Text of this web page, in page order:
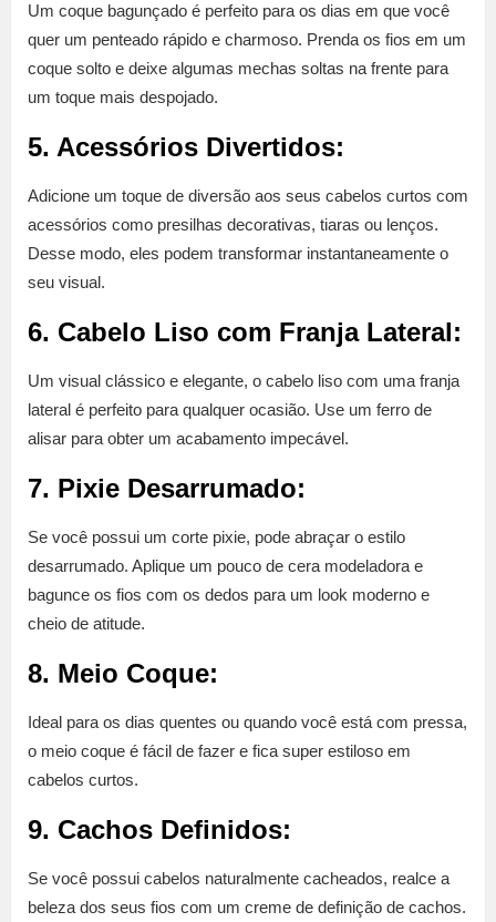
Um coque bagunçado é perfeito para os dias em que você
quer um penteado rápido e charmoso. Prenda os fios em um
coque solto e deixe algumas mechas soltas na frente para
um toque mais despojado.
5. Acessórios Divertidos:
Adicione um toque de diversão aos seus cabelos curtos com
acessórios como presilhas decorativas, tiaras ou lenços.
Desse modo, eles podem transformar instantaneamente o
seu visual.
6. Cabelo Liso com Franja Lateral:
Um visual clássico e elegante, o cabelo liso com uma franja
lateral é perfeito para qualquer ocasião. Use um ferro de
alisar para obter um acabamento impecável.
7. Pixie Desarrumado:
Se você possui um corte pixie, pode abraçar o estilo
desarrumado. Aplique um pouco de cera modeladora e
bagunce os fios com os dedos para um look moderno e
cheio de atitude.
8. Meio Coque:
Ideal para os dias quentes ou quando você está com pressa,
o meio coque é fácil de fazer e fica super estiloso em
cabelos curtos.
9. Cachos Definidos:
Se você possui cabelos naturalmente cacheados, realce a
beleza dos seus fios com um creme de definição de cachos.